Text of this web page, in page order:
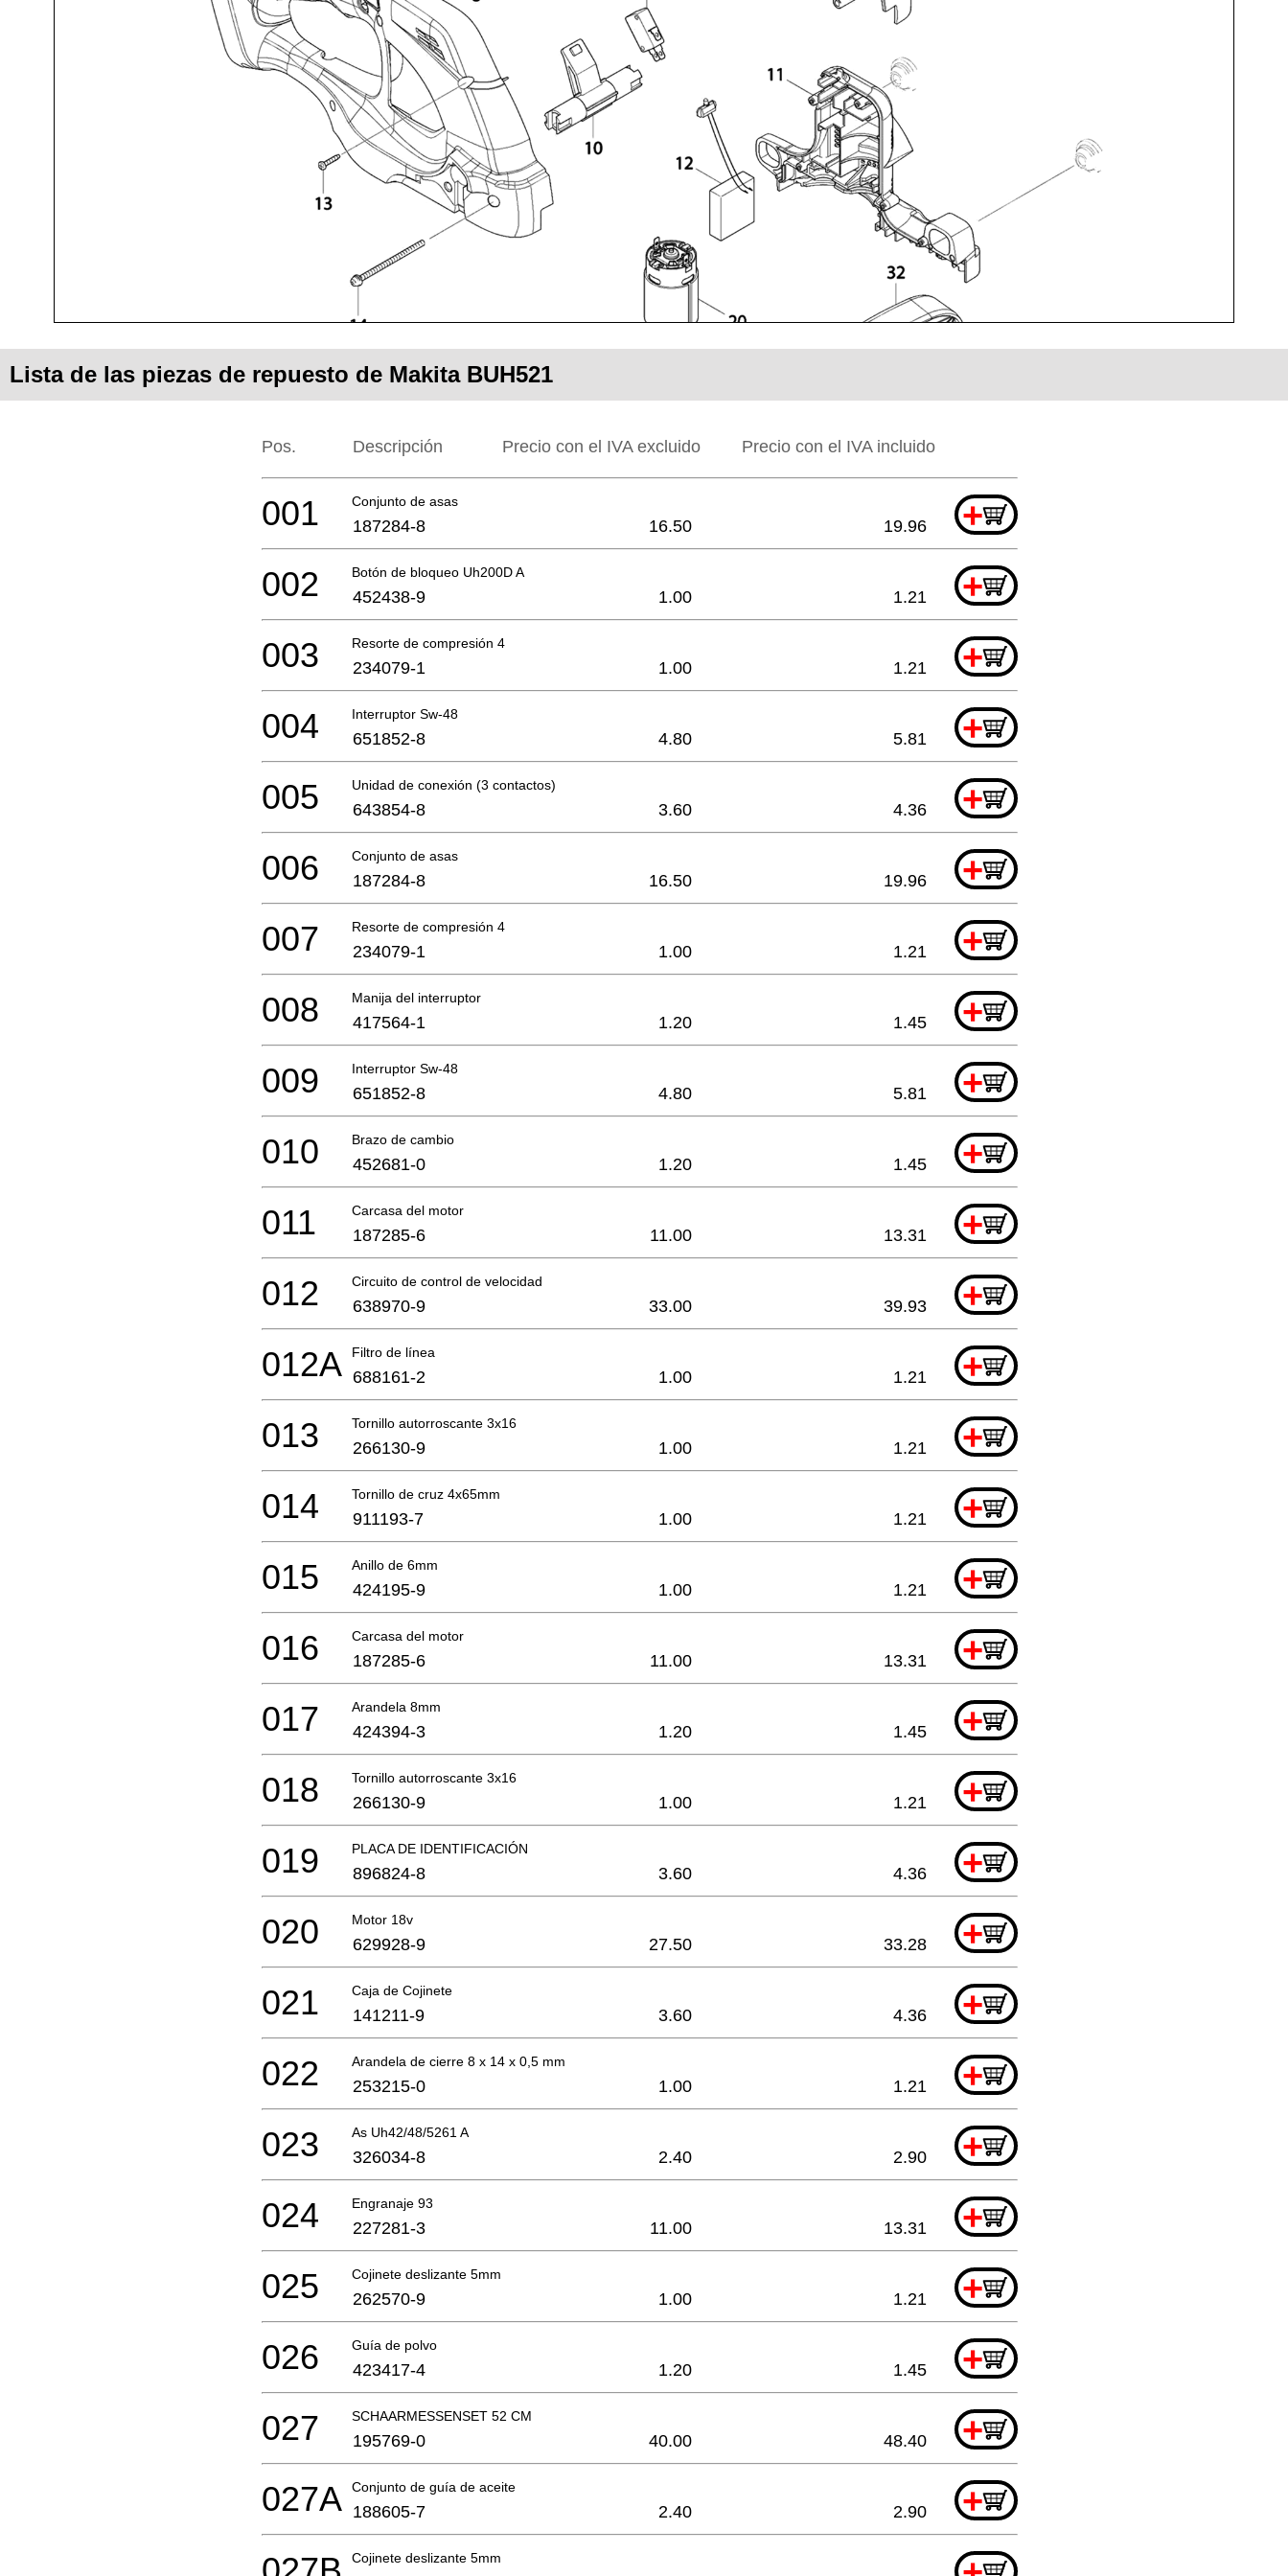
Lista de las piezas de repuesto de Makita BUH521
Pos. Descripción Precio con el IVA excluido Precio con el IVA incluido
Conjunto de asas +
001 187284-8 16.50 19.96
Botón de bloqueo Uh200D A +
002 452438-9 1.00 1.21
Resorte de compresión 4 +
003 234079-1 1.00 1.21
Interruptor Sw-48 +
004 651852-8 4.80 5.81
Unidad de conexión (3 contactos) +
005 643854-8 3.60 4.36
Conjunto de asas +
006 187284-8 16.50 19.96
Resorte de compresión 4 +
007 234079-1 1.00 1.21
Manija del interruptor +
008 417564-1 1.20 1.45
Interruptor Sw-48 +
009 651852-8 4.80 5.81
Brazo de cambio +
010 452681-0 1.20 1.45
Carcasa del motor +
011 187285-6 11.00 13.31
Circuito de control de velocidad +
012 638970-9 33.00 39.93
Filtro de línea +
012A 688161-2 1.00 1.21
Tornillo autorroscante 3x16 +
013 266130-9 1.00 1.21
Tornillo de cruz 4x65mm +
014 911193-7 1.00 1.21
Anillo de 6mm +
015 424195-9 1.00 1.21
Carcasa del motor +
016 187285-6 11.00 13.31
Arandela 8mm +
017 424394-3 1.20 1.45
Tornillo autorroscante 3x16 +
018 266130-9 1.00 1.21
PLACA DE IDENTIFICACIÓN +
019 896824-8 3.60 4.36
Motor 18v +
020 629928-9 27.50 33.28
Caja de Cojinete +
021 141211-9 3.60 4.36
Arandela de cierre 8 x 14 x 0,5 mm +
022 253215-0 1.00 1.21
As Uh42/48/5261 A +
023 326034-8 2.40 2.90
Engranaje 93 +
024 227281-3 11.00 13.31
Cojinete deslizante 5mm +
025 262570-9 1.00 1.21
Guía de polvo +
026 423417-4 1.20 1.45
SCHAARMESSENSET 52 CM +
027 195769-0 40.00 48.40
Conjunto de guía de aceite +
027A 188605-7 2.40 2.90
Cojinete deslizante 5mm